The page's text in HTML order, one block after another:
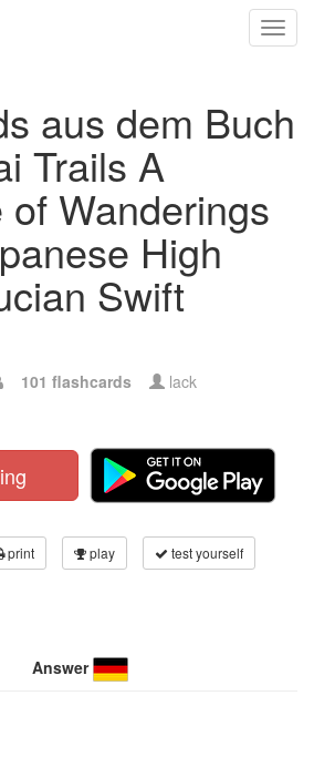
aus dem Buch
Trails A
Wanderings
High
Swift
101 flashcards lack
print play test yourself
Answer